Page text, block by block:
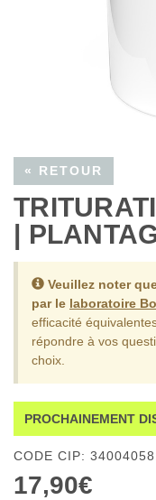
« RETOUR
|
Veuillez noter
par le laboratoire
efficacité
répondre à vos
choix.
PROCHAINEMENT
CODE CIP:
17,90€